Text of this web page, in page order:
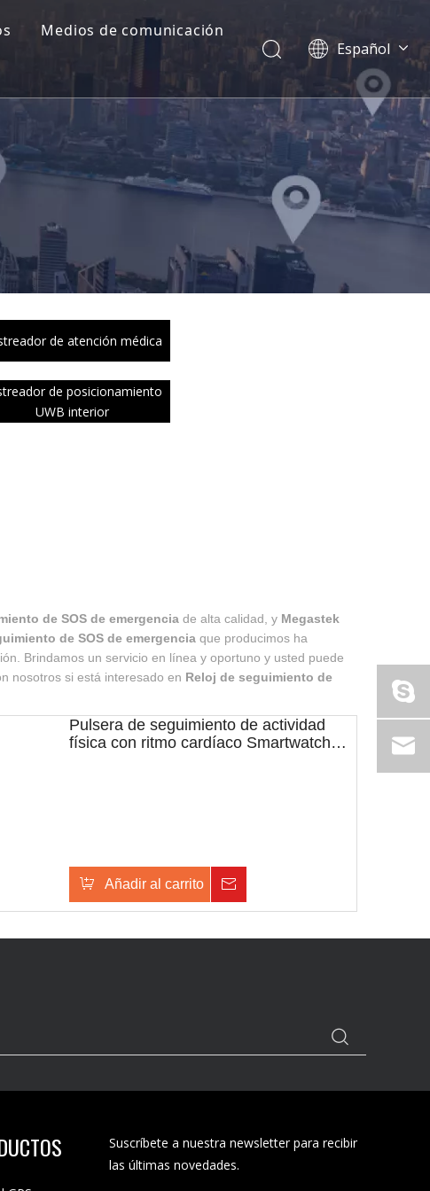
Medios de comunicación
Español
Dansk
norsk språk
한국어
日本語
Italiano
Deutsch
Português
简体中文
de atención médica
de posicionamiento
UWB interior
de SOS de emergencia de alta calidad, y Megastek
de SOS de emergencia que producimos ha
Brindamos un servicio en línea y oportuno y usted puede
nosotros si está interesado en Reloj de seguimiento de
Pulsera de seguimiento de actividad
física con ritmo cardíaco Smartwatch
Añadir al carrito
Suscríbete a nuestra newsletter para recibir
las últimas novedades.